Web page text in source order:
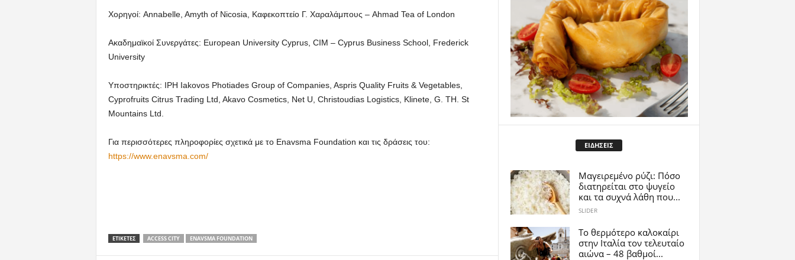
Χορηγοί: Annabelle, Amyth of Nicosia, Καφεκοπτείο Γ. Χαραλάμπους – Ahmad Tea of London
Ακαδημαϊκοί Συνεργάτες: European University Cyprus, CIM – Cyprus Business School, Frederick
University
Υποστηρικτές: IPH Iakovos Photiades Group of Companies, Aspris Quality Fruits & Vegetables,
Cyprofruits Citrus Trading Ltd, Akavo Cosmetics, Net U, Christoudias Logistics, Klinete, G. TH. St
Mountains Ltd.
Για περισσότερες πληροφορίες σχετικά με το Enavsma Foundation και τις δράσεις του:
https://www.enavsma.com/
ΕΤΙΚΕΤΕΣ ACCESS CITY ENAVSMA FOUNDATION
ΕΙΔΗΣΕΙΣ
Μαγειρεμένο ρύζι: Πόσο
διατηρείται στο ψυγείο
και τα συχνά λάθη που...
SLIDER
Το θερμότερο καλοκαίρι
στην Ιταλία τον τελευταίο
αιώνα – 48 βαθμοί...